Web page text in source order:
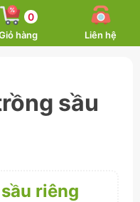
0
hàng Liên hệ
sầu
riêng